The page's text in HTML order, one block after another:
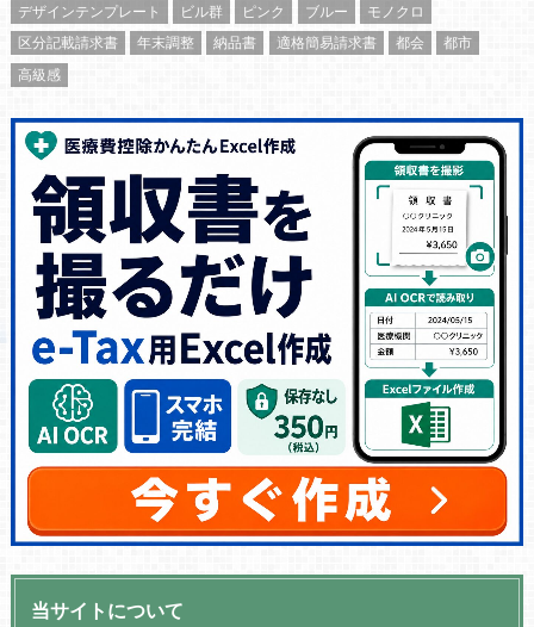
デザインテンプレート
ビル群 ピンク ブルー
モノクロ
区分記載請求書
年末調整 納品書 適格簡易請求書 都会
都市
高級感
当サイトについて